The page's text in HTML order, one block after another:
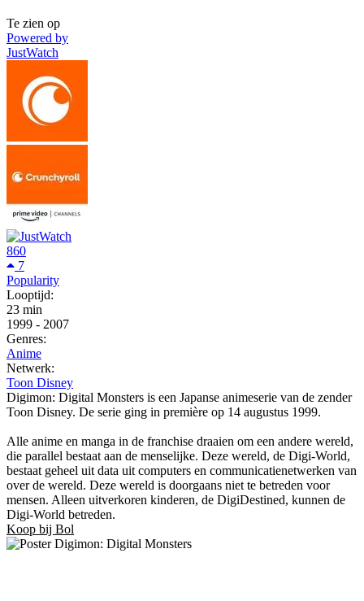
Te zien op
Powered by
JustWatch
860
7
Popularity
Looptijd:
23 min
1999 - 2007
Genres:
Anime
Netwerk:
Toon Disney
Digimon: Digital Monsters is een Japanse animeserie van de zender
Toon Disney. De serie ging in première op 14 augustus 1999.
Alle anime en manga in de franchise draaien om een andere wereld,
die parallel bestaat aan de menselijke. Deze wereld, de Digi-World,
bestaat geheel uit data uit computers en communicatienetwerken van
over de wereld. Deze wereld is doorgaans niet te betreden voor
mensen. Alleen uitverkoren kinderen, de DigiDestined, kunnen de
Digi-World betreden.
Koop bij Bol